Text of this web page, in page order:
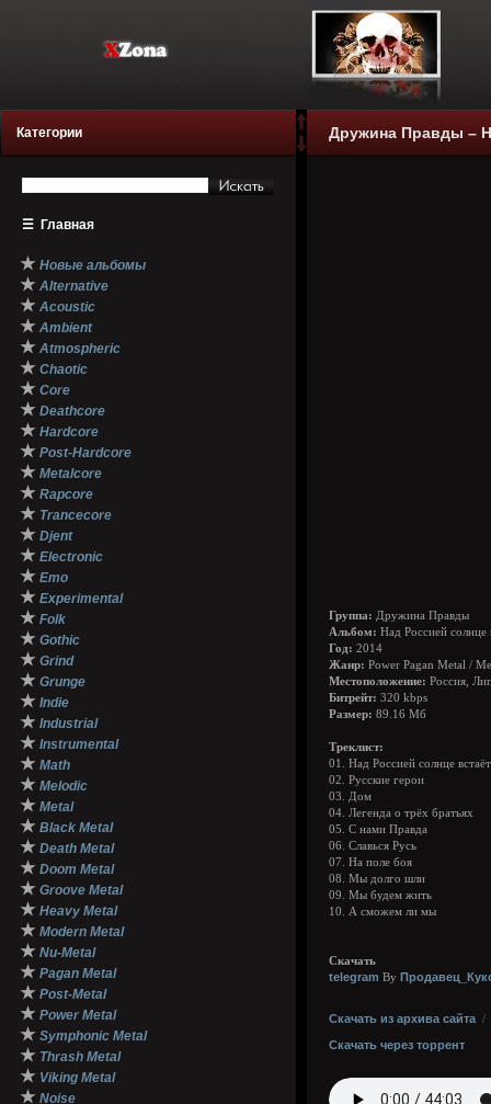
Категории
☰ Главная
★ Новые альбомы
★ Alternative
★ Acoustic
★ Ambient
★ Atmospheric
★ Chaotic
★ Core
★ Deathcore
★ Hardcore
★ Post-Hardcore
★ Metalcore
★ Rapcore
★ Trancecore
★ Djent
★ Electronic
★ Emo
★ Experimental
★ Folk
★ Gothic
★ Grind
★ Grunge
★ Indie
★ Industrial
★ Instrumental
★ Math
★ Melodic
★ Metal
★ Black Metal
★ Death Metal
★ Doom Metal
★ Groove Metal
★ Heavy Metal
★ Modern Metal
★ Nu-Metal
★ Pagan Metal
★ Post-Metal
★ Power Metal
★ Symphonic Metal
★ Thrash Metal
★ Viking Metal
★ Noise
Дружина Правды –
Группа: Дружина Правды
Альбом: Над Россией солнце
Год: 2014
Жанр: Power Pagan Metal /
Местоположение: Россия,
Битрейт: 320 kbps
Размер: 89.16 Мб
Треклист:
01. Над Россией солнце встаёт
02. Русские герои
03. Дом
04. Легенда о трёх братьях
05. С нами Правда
06. Славься Русь
07. На поле боя
08. Мы долго шли
09. Мы будем жить
10. А сможем ли мы
Скачать
telegram By
Скачать из архива сайта /
Скачать через торрент